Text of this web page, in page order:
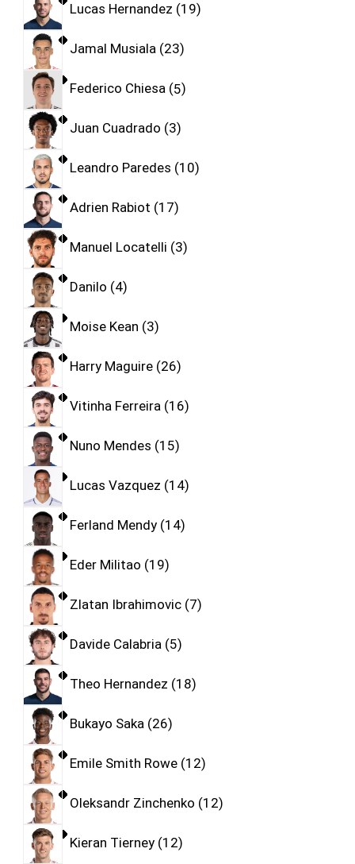
Lucas Hernandez 19
Jamal Musiala 23
Federico Chiesa 5
Juan Cuadrado 3
Leandro Paredes 10
Adrien Rabiot 17
Manuel Locatelli 3
Danilo 4
Moise Kean 3
Harry Maguire 26
Vitinha Ferreira 16
Nuno Mendes 15
Lucas Vazquez 14
Ferland Mendy 14
Eder Militao 19
Zlatan Ibrahimovic 7
Davide Calabria 5
Theo Hernandez 18
Bukayo Saka 26
Emile Smith Rowe 12
Oleksandr Zinchenko 12
Kieran Tierney 12